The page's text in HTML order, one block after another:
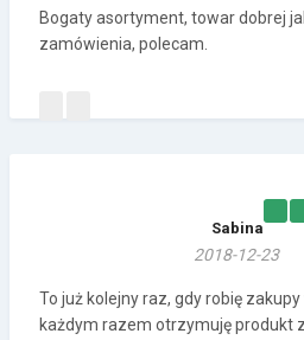
Bogaty asortyment, towar dobrej
zamówienia, polecam.
Sabina
2018-12-23
To już kolejny raz, gdy robię
każdym razem otrzymuję produkt